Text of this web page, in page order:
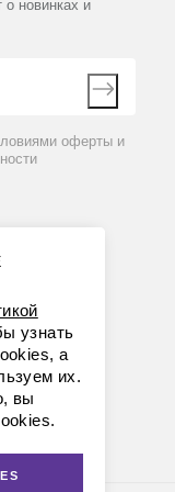
фрагмента
с точностью
Гц;
мм —
о новинках и
оферты и
узнать
а
их.
вы